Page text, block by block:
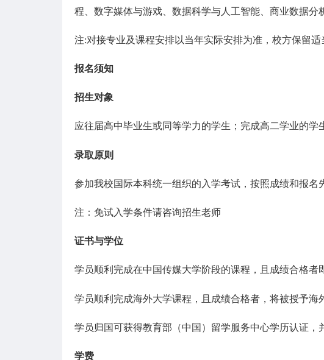
程、数字媒体与游戏、数据科学与人工智能、商业数据分
注:对接专业及课程安排以当年实际安排为准，校方保留适
报名须知
招生对象
应往届高中毕业生或同等学力的学生；完成高二学业的学
录取原则
参加我校国际本科统一组织的入学考试，按照成绩和报名
注：免试入学条件请咨询招生老师
证书与学位
学员顺利完成在中国传媒大学阶段的课程，且成绩合格者
学员顺利完成海外大学课程，且成绩合格者，将被授予海
学员归国可获得教育部（中国）留学服务中心学历认证，
学费